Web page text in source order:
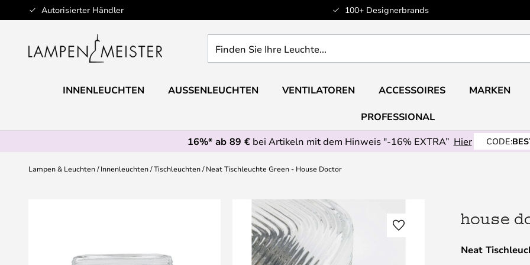
Autorisierter Händler 100+ Designerbrands
Zum
Inhalt
Sie
Leuchte...
INNENLEUCHTEN AUSSENLEUCHTEN VENTILATOREN ACCESSOIRES MARKEN
PROFESSIONAL
16%* ab 89 €bei Artikeln mit dem Hinweis "-16% EXTRA” Hier CODE:
Lampen & Leuchten Innenleuchten Tischleuchten Neat Tischleuchte Green - House Doctor
Neat